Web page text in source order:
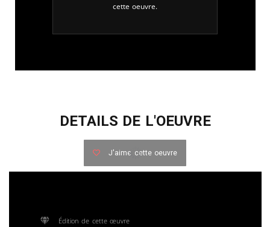
cette oeuvre.
DETAILS DE L'OEUVRE
J'aime cette oeuvre
Édition de cette œuvre